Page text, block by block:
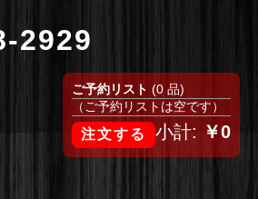
ご予約リスト (0 品)
（ご予約リストは空です）
小計: ￥0
2929